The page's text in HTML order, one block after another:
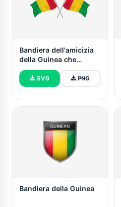
Bandiera dell'amicizia
della Guinea che
sventola
SVG PNG
Bandiera della Guinea